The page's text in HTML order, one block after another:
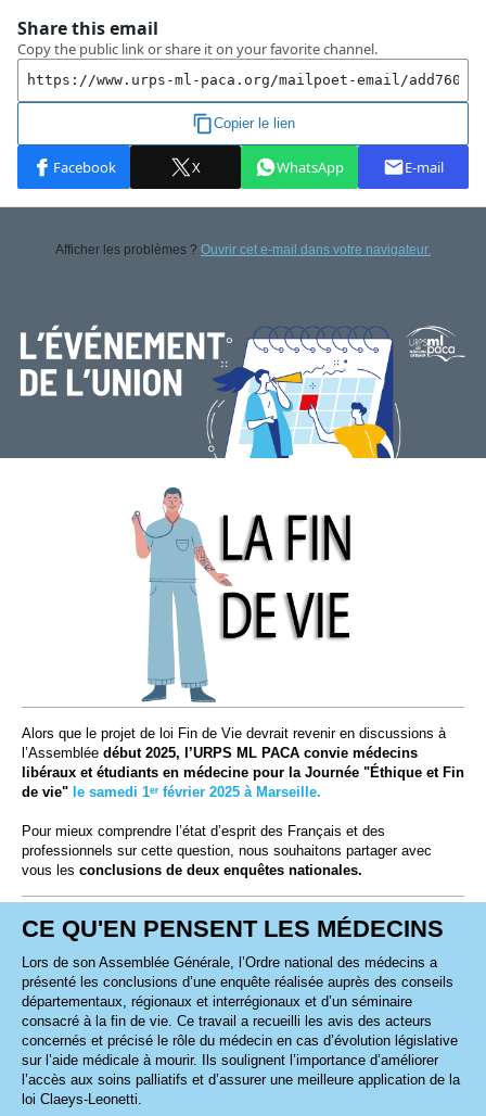
Afficher les problèmes ? Ouvrir cet e-mail dans votre navigateur.
Alors que le projet de loi Fin de Vie devrait revenir en discussions à
l’Assemblée début 2025, l’URPS ML PACA convie médecins
libéraux et étudiants en médecine pour la Journée "Éthique et Fin
de vie" le samedi 1ᵉʳ février 2025 à Marseille.
Pour mieux comprendre l’état d’esprit des Français et des
professionnels sur cette question, nous souhaitons partager avec
vous les conclusions de deux enquêtes nationales.
CE QU'EN PENSENT LES MÉDECINS
Lors de son Assemblée Générale, l’Ordre national des médecins a
présenté les conclusions d’une enquête réalisée auprès des conseils
départementaux, régionaux et interrégionaux et d’un séminaire
consacré à la fin de vie. Ce travail a recueilli les avis des acteurs
concernés et précisé le rôle du médecin en cas d’évolution législative
sur l’aide médicale à mourir. Ils soulignent l’importance d’améliorer
l’accès aux soins palliatifs et d’assurer une meilleure application de la
loi Claeys-Leonetti.